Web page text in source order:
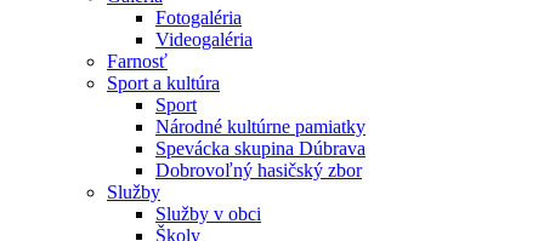
Fotogaléria
Videogaléria
Farnosť
Sport a kultúra
Sport
Národné kultúrne pamiatky
Spevácka skupina Dúbrava
Dobrovoľný hasičský zbor
Služby
Služby v obci
Školy